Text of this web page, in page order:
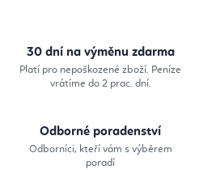
30 dní na výměnu zdarma
Platí pro nepoškozené zboží. Peníze
vrátíme do 2 prac. dní.
Odborné poradenství
Odborníci, kteří vám s výběrem
poradí